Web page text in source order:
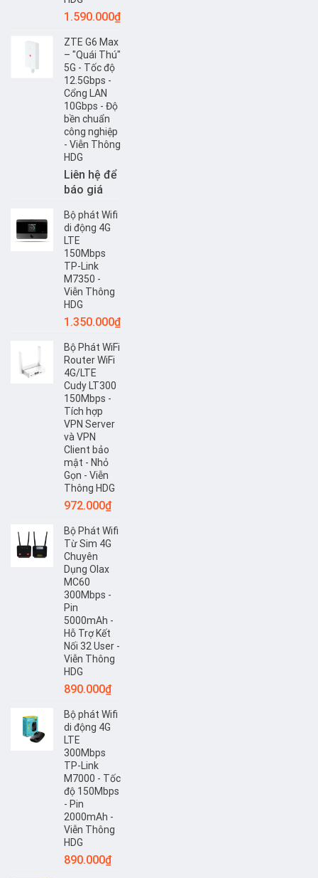
1.590.000₫
ZTE G6 Max
– "Quái Thú"
5G - Tốc độ
12.5Gbps -
Cổng LAN
10Gbps - Độ
bền chuẩn
công nghiệp
- Viễn Thông
HDG
Liên hệ để
báo giá
Bộ phát Wifi
di động 4G
LTE
150Mbps
TP-Link
M7350 -
Viễn Thông
HDG
1.350.000₫
Bộ Phát WiFi
Router WiFi
4G/LTE
Cudy LT300
150Mbps -
Tích hợp
VPN Server
và VPN
Client bảo
mật - Nhỏ
Gọn - Viễn
Thông HDG
972.000₫
Bộ Phát Wifi
Từ Sim 4G
Chuyên
Dụng Olax
MC60
300Mbps -
Pin
5000mAh -
Hỗ Trợ Kết
Nối 32 User -
Viễn Thông
HDG
890.000₫
Bộ phát Wifi
di động 4G
LTE
300Mbps
TP-Link
M7000 - Tốc
độ 150Mbps
- Pin
2000mAh -
Viễn Thông
HDG
890.000₫